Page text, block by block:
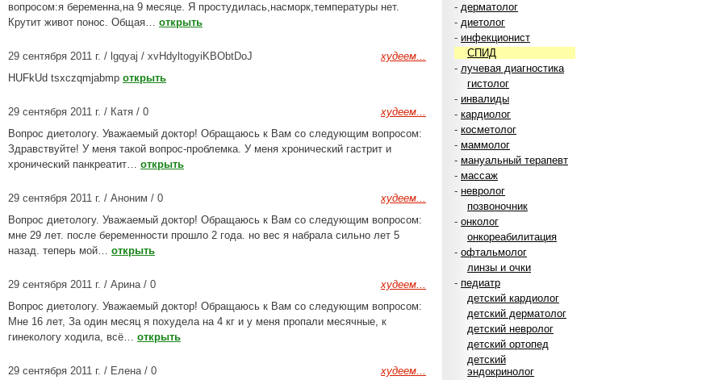
- дерматолог
- диетолог
- инфекционист
СПИД
- лучевая диагностика
гистолог
- инвалиды
- кардиолог
- косметолог
- маммолог
- мануальный терапевт
- массаж
- невролог
позвоночник
- онколог
онкореабилитация
- офтальмолог
линзы и очки
- педиатр
детский кардиолог
детский дерматолог
детский невролог
детский ортопед
детский
эндокринолог
вопросом:я беременна,на 9 месяце. Я простудилась,насморк,температуры нет.
Крутит живот понос. Общая… открыть
худеем...
29 сентября 2011 г. / lgqyaj / xvHdyltogyiKBObtDoJ
HUFkUd tsxczqmjabmp открыть
худеем...
29 сентября 2011 г. / Катя / 0
Вопрос диетологу. Уважаемый доктор! Обращаюсь к Вам со следующим вопросом:
Здравствуйте! У меня такой вопрос-проблемка. У меня хронический гастрит и
хронический панкреатит… открыть
худеем...
29 сентября 2011 г. / Аноним / 0
Вопрос диетологу. Уважаемый доктор! Обращаюсь к Вам со следующим вопросом:
мне 29 лет. после беременности прошло 2 года. но вес я набрала сильно лет 5
назад. теперь мой… открыть
худеем...
29 сентября 2011 г. / Арина / 0
Вопрос диетологу. Уважаемый доктор! Обращаюсь к Вам со следующим вопросом:
Мне 16 лет, За один месяц я похудела на 4 кг и у меня пропали месячные, к
гинекологу ходила, всё… открыть
худеем...
29 сентября 2011 г. / Елена / 0